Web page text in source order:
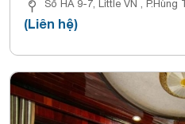
Số HA 9-7, Little VN ,
(Liên hệ)